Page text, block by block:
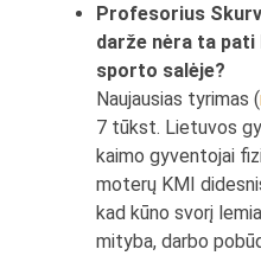
Profesorius
darže nėra ta
sporto salėje?
Naujausias tyrimas (
7 tūkst. Lietuvos
kaimo gyventojai
moterų KMI
kad kūno svorį
mityba, darbo